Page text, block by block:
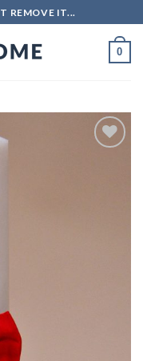
REMOVE IT...
0